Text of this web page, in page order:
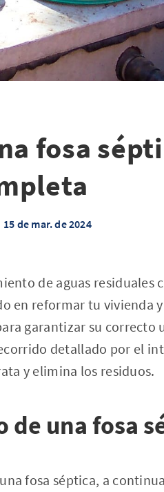
fosa
15 de mar. de 2024
de aguas residuales
en reformar tu vivienda
garantizar su correcto
detallado por el
y elimina los residuos.
una fosa
fosa séptica, a